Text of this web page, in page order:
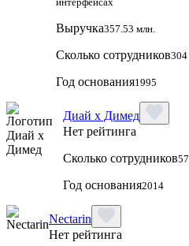
Выручка357.53 млн.
Сколько сотрудников304
Год основания1995
Диай х Димед
Нет рейтинга
Сколько сотрудников57
Год основания2014
Nectarin
Нет рейтинга